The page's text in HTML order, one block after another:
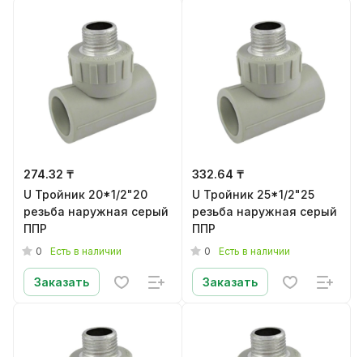
274.32 ₸
U Тройник 20*1/2"20
резьба наружная серый
ППР
0 Есть в наличии
Заказать
332.64 ₸
U Тройник 25*1/2"25
резьба наружная серый
ППР
0 Есть в наличии
Заказать